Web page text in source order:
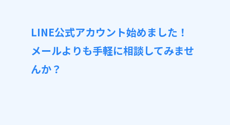
にご相談くださいませ。
す。会員登録することで非公開案件も
ご紹介可能となりますのでお気軽にお
問い合わせください。
LINE公式アカウント始めました！
メールよりも手軽に相談してみませ
んか？